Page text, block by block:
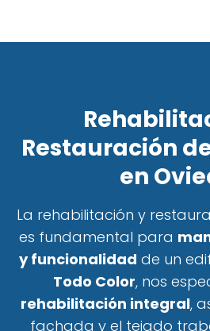
Restauración
en
La rehabilitación y
es fundamental para
y funcionalidad de un
Todo Color, nos
rehabilitación integral,
fachada y el tejado